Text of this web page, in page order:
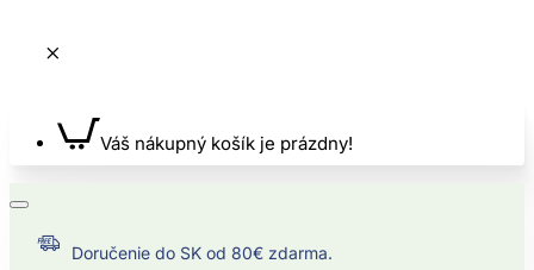
Váš nákupný košík je prázdny!
Doručenie do SK od 80€ zdarma.